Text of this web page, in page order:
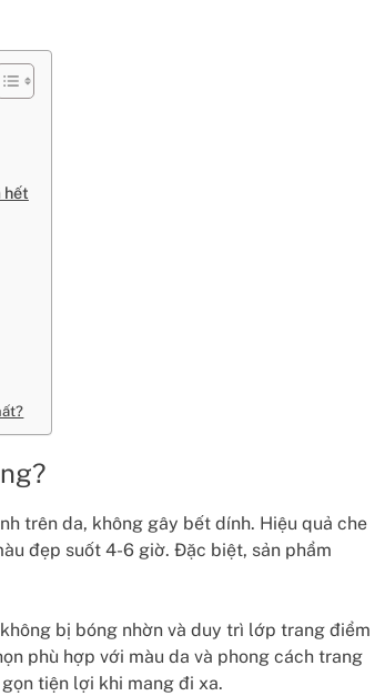
hết
trên da, không gây bết dính. Hiệu quả che
đẹp suốt 4-6 giờ. Đặc biệt, sản phẩm
bị bóng nhờn và duy trì lớp trang điểm
phù hợp với màu da và phong cách trang
tiện lợi khi mang đi xa.